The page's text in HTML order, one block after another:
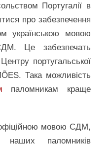
Португалії в
про забезпечення
українською мовою
Це забезпечать
португальської
Така можливість
паломникам краще
мовою СДМ,
паломників